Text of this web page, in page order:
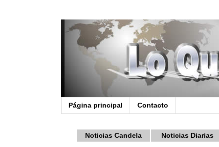
Página principal Contacto
Noticias Candela Noticias Diarias